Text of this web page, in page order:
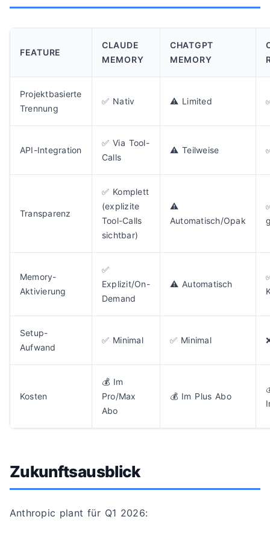
FEATURE
CLAUDE
MEMORY
CHATGPT
MEMORY
Projektbasierte
Trennung
✅ Nativ ⚠️ Limited
API-Integration
✅ Via Tool-
Calls
⚠️ Teilweise
Transparenz
✅ Komplett
(explizite
Tool-Calls
sichtbar)
⚠️
Automatisch/Opak
Memory-
Aktivierung
✅
Explizit/On-
Demand
⚠️ Automatisch
Setup-
Aufwand
✅ Minimal ✅ Minimal
Kosten
💰 Im
Pro/Max
Abo
💰 Im Plus Abo
Zukunftsausblick
Anthropic plant für Q1 2026: